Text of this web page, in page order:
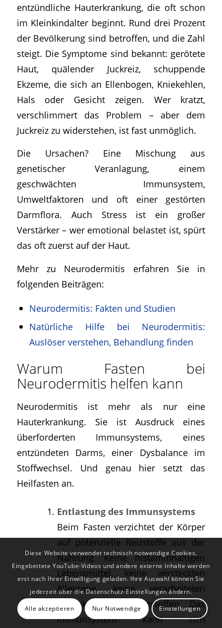
entzündliche Hauterkrankung, die oft schon
im Kleinkindalter beginnt. Rund drei Prozent
der Bevölkerung sind betroffen, und die Zahl
steigt. Die Symptome sind bekannt: gerötete
Haut, quälender Juckreiz, schuppende
Ekzeme, die sich an Ellenbogen, Kniekehlen,
Hals oder Gesicht zeigen. Wer kratzt,
verschlimmert das Problem – aber dem
Juckreiz zu widerstehen, ist fast unmöglich.
Die Ursachen? Eine Mischung aus
genetischer Veranlagung, einem
geschwächten Immunsystem,
Umweltfaktoren und oft einer gestörten
Darmflora. Auch Stress ist ein großer
Verstärker – wer emotional belastet ist, spürt
das oft zuerst auf der Haut.
Mehr zu Neurodermitis erfahren Sie in
folgenden Beiträgen:
Neurodermitis: Fakten und Studien
Natürliche Hilfe bei Neurodermitis:
Auslöser verstehen, Behandlung finden
Warum Fasten bei
Neurodermitis helfen kann
Neurodermitis ist mehr als nur eine
Hauterkrankung. Sie ist Ausdruck eines
überforderten Immunsystems, eines
entzündeten Darms, einer Dysbalance im
Stoffwechsel. Und genau hier setzt das
Heilfasten an.
Entlastung des Immunsystems
Beim Fasten verzichtet der Körper
auf potenzielle Reizstoffe aus der
Nahrung. Keine histaminhaltigen
Lebensmittel, keine versteckten
Allergene, keine verarbeiteten
Produkte mit Zusatzstoffen. Das
Immunsystem kann sich
Diese Website verwendet technisch notwendige Cookies.
Eingebettete YouTube-Videos und andere externe Inhalte werden
erst nach Ihrer Einwilligung geladen. Ihre Auswahl können Sie
jederzeit über die Datenschutz-Einstellungen ändern.
Alle akzeptieren Nur Notwendige Einstellungen